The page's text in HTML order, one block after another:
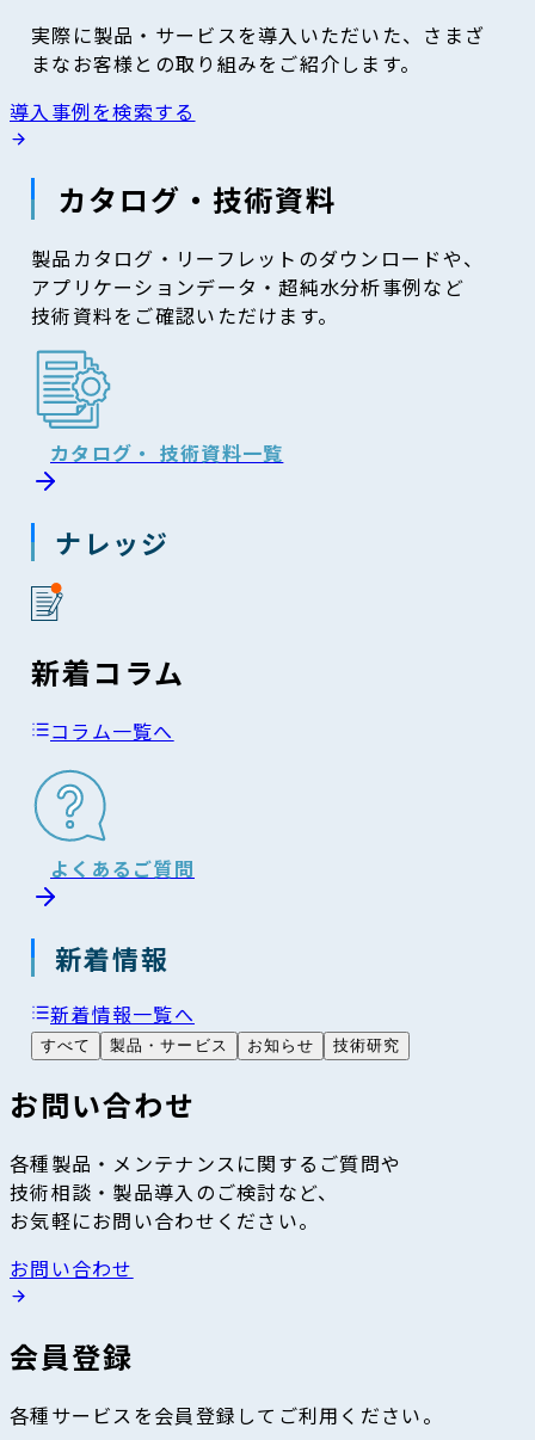
実際に製品・サービスを導入いただいた、さまざ
まなお客様との取り組みをご紹介します。
導入事例を検索する
カタログ・技術資料
製品カタログ・リーフレットのダウンロードや、
アプリケーションデータ・超純水分析事例など
技術資料をご確認いただけます。
カタログ・ 技術資料一覧
ナレッジ
新着コラム
コラム一覧へ
よくあるご質問
新着情報
新着情報一覧へ
すべて 製品・サービス お知らせ 技術研究
お問い合わせ
各種製品・メンテナンスに関するご質問や
技術相談・製品導入のご検討など、
お気軽にお問い合わせください。
お問い合わせ
会員登録
各種サービスを会員登録してご利用ください。